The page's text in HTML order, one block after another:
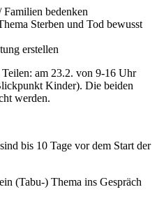
Familien bedenken
Sterben und Tod bewusst
erstellen
am 23.2. von 9-16 Uhr
Kinder). Die beiden
werden.
bis 10 Tage vor dem Start der
(Tabu-) Thema ins Gespräch